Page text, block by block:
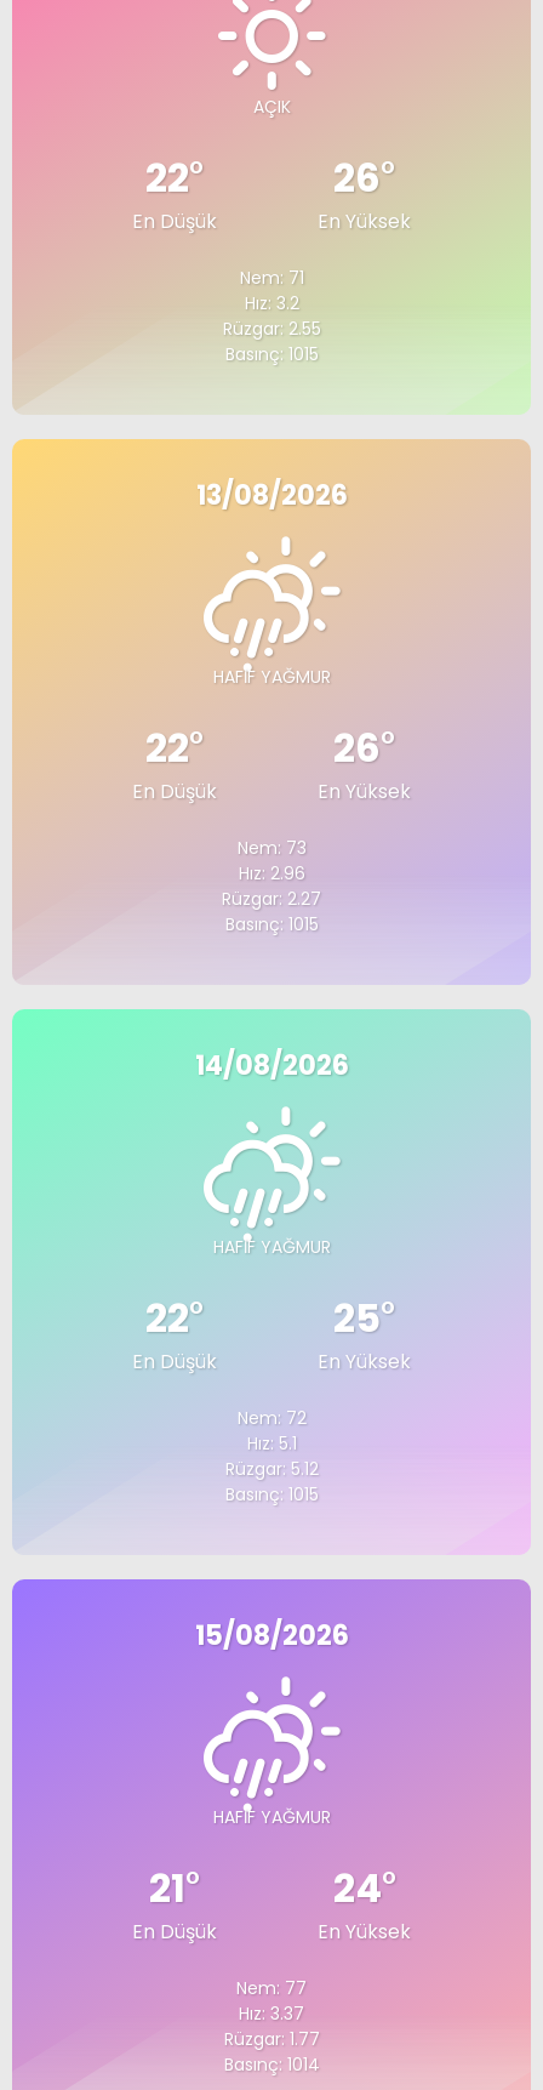
AÇIK
22°
En Düşük
26°
En Yüksek
Nem: 71
Hız: 3.2
Rüzgar: 2.55
Basınç: 1015
13/08/2026
HAFIF YAĞMUR
22°
En Düşük
26°
En Yüksek
Nem: 73
Hız: 2.96
Rüzgar: 2.27
Basınç: 1015
14/08/2026
HAFIF YAĞMUR
22°
En Düşük
25°
En Yüksek
Nem: 72
Hız: 5.1
Rüzgar: 5.12
Basınç: 1015
15/08/2026
HAFIF YAĞMUR
21°
En Düşük
24°
En Yüksek
Nem: 77
Hız: 3.37
Rüzgar: 1.77
Basınç: 1014